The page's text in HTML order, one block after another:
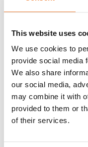
This website uses
We use cookies to
provide social media
We also share
our social media,
may combine it with
provided to them or
of their services.
Stylad shoot
Beskrivning av
På Vidbynäs Gård i
från Kartell i samband
Wed By Us. En krispig
vit undertallrik som
som passar både sommar
riktig designklassiker
och lyxig känsla till